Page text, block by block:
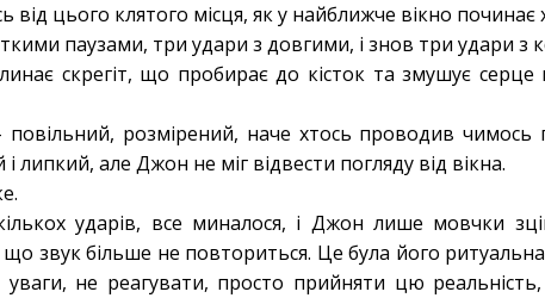
від цього клятого місця, як у найближче вікно починає
паузами, три удари з довгими, і знов три удари з
скрегіт, що пробирає до кісток та змушує серце
повільний, розмірений, наче хтось проводив чимось
липкий, але Джон не міг відвести погляду від вікна.
ударів, все миналося, і Джон лише мовчки
звук більше не повториться. Це була його ритуальна
не реагувати, просто прийняти цю